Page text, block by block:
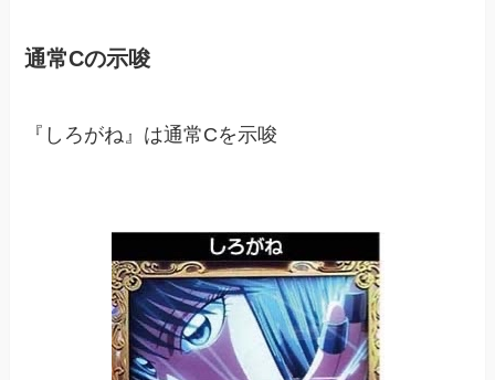
通常Cの示唆
『しろがね』は通常Cを示唆